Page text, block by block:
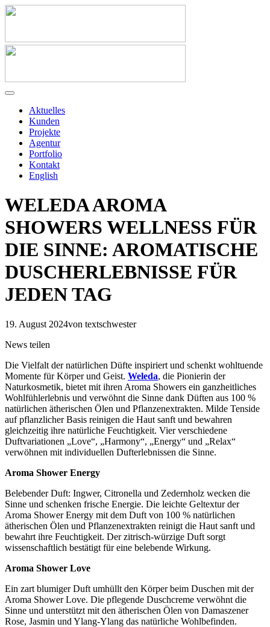
Aktuelles
Kunden
Projekte
Agentur
Portfolio
Kontakt
English
WELEDA AROMA
SHOWERS WELLNESS FÜR
DIE SINNE: AROMATISCHE
DUSCHERLEBNISSE FÜR
JEDEN TAG
19. August 2024von textschwester
News teilen
Die Vielfalt der natürlichen Düfte inspiriert und schenkt wohltuende
Momente für Körper und Geist. Weleda, die Pionierin der
Naturkosmetik, bietet mit ihren Aroma Showers ein ganzheitliches
Wohlfühlerlebnis und verwöhnt die Sinne dank Düften aus 100 %
natürlichen ätherischen Ölen und Pflanzenextrakten. Milde Tenside
auf pflanzlicher Basis reinigen die Haut sanft und bewahren
gleichzeitig ihre natürliche Feuchtigkeit. Vier verschiedene
Duftvariationen „Love“, „Harmony“, „Energy“ und „Relax“
verwöhnen mit individuellen Dufterlebnissen die Sinne.
Aroma Shower Energy
Belebender Duft: Ingwer, Citronella und Zedernholz wecken die
Sinne und schenken frische Energie. Die leichte Geltextur der
Aroma Shower Energy mit dem Duft von 100 % natürlichen
ätherischen Ölen und Pflanzenextrakten reinigt die Haut sanft und
bewahrt ihre Feuchtigkeit. Der zitrisch-würzige Duft sorgt
wissenschaftlich bestätigt für eine belebende Wirkung.
Aroma Shower Love
Ein zart blumiger Duft umhüllt den Körper beim Duschen mit der
Aroma Shower Love. Die pflegende Duschcreme verwöhnt die
Sinne und unterstützt mit den ätherischen Ölen von Damaszener
Rose, Jasmin und Ylang-Ylang das natürliche Wohlbefinden.